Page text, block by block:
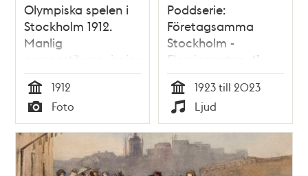
Olympiska spelen i
Stockholm 1912.
Manlig
gymnastikuppvisning
inför kunglig publik.
Tid
1912
Typ
Foto
Poddserie:
Företagsamma
Stockholm -
Fleminggatan 41,
HSB
Tid
1923 till 2023
Typ
Ljud